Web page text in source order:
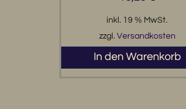
inkl. 19 % MwSt.
zzgl. Versandkosten
In den Warenkorb